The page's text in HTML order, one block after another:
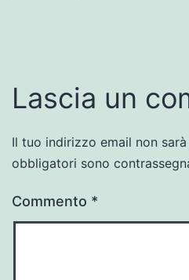
Lascia un
Il tuo indirizzo email non
obbligatori sono
Commento *